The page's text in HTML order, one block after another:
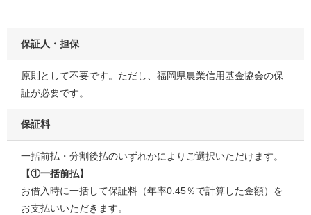
保証人・担保
原則として不要です。ただし、福岡県農業信用基金協会の保
証が必要です。
保証料
一括前払・分割後払のいずれかによりご選択いただけます。
【①一括前払】
お借入時に一括して保証料（年率0.45％で計算した金額）を
お支払いいただきます。